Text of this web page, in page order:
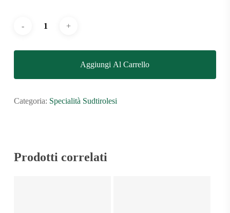
Aggiungi Al Carrello
Categoria: Specialità Sudtirolesi
Prodotti correlati